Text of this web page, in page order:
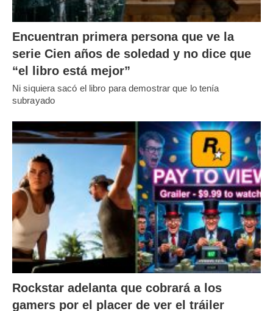
Encuentran primera persona que ve la
serie Cien años de soledad y no dice que
“el libro está mejor”
Ni siquiera sacó el libro para demostrar que lo tenía
subrayado
Rockstar adelanta que cobrará a los
gamers por el placer de ver el tráiler